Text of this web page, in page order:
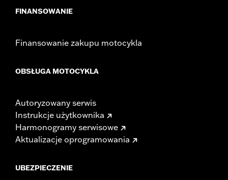
FINANSOWANIE
Finansowanie zakupu motocykla
OBSŁUGA MOTOCYKLA
Autoryzowany serwis
Instrukcje użytkownika
Harmonogramy serwisowe
Aktualizacje oprogramowania
UBEZPIECZENIE